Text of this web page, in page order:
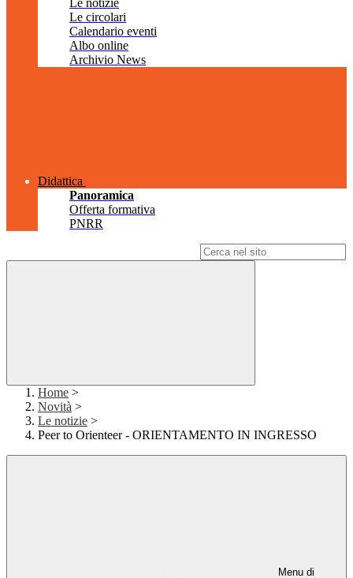
Le notizie
Le circolari
Calendario eventi
Albo online
Archivio News
Didattica
Panoramica
Offerta formativa
PNRR
Home >
Novità >
Le notizie >
Peer to Orienteer - ORIENTAMENTO IN INGRESSO
Menu di